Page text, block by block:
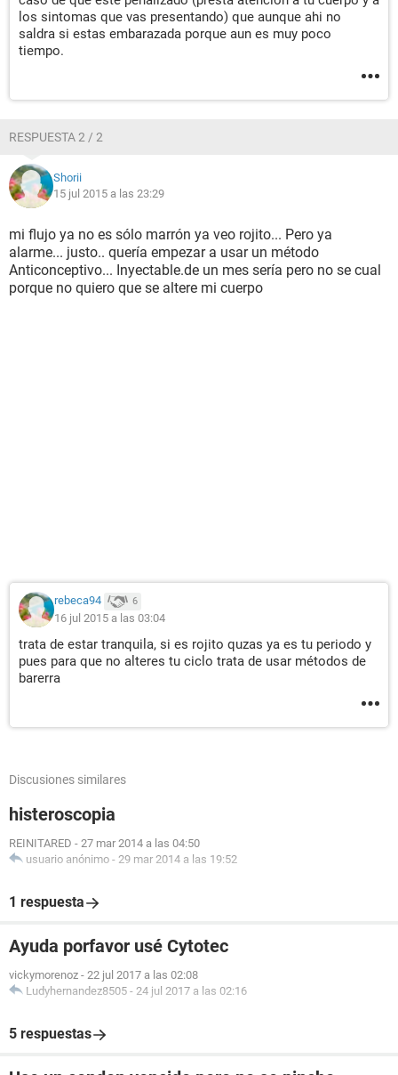
los sintomas que vas presentando) que aunque ahi no
saldra si estas embarazada porque aun es muy poco
tiempo.
RESPUESTA 2 / 2
Shorii
15 jul 2015 a las 23:29
mi flujo ya no es sólo marrón ya veo rojito... Pero ya
alarme... justo.. quería empezar a usar un método
Anticonceptivo... Inyectable.de un mes sería pero no se cual
porque no quiero que se altere mi cuerpo
rebeca94 6
16 jul 2015 a las 03:04
trata de estar tranquila, si es rojito quzas ya es tu periodo y
pues para que no alteres tu ciclo trata de usar métodos de
barerra
Discusiones similares
histeroscopia
REINITARED - 27 mar 2014 a las 04:50
usuario anónimo - 29 mar 2014 a las 19:52
1 respuesta
Ayuda porfavor usé Cytotec
vickymorenoz - 22 jul 2017 a las 02:08
Ludyhernandez8505 - 24 jul 2017 a las 02:16
5 respuestas